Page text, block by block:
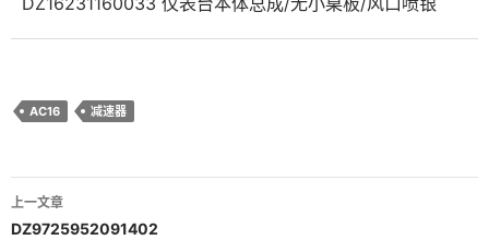
AC16 减速器
文
章
上一文章
DZ9725952091402